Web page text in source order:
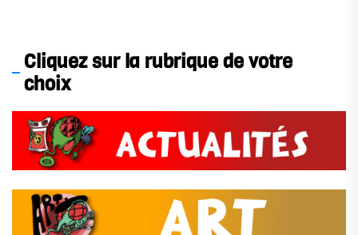
Cliquez sur la rubrique de votre
choix